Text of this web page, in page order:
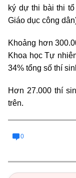
ký dự thi bài thi
Giáo dục công
Khoảng hơn
Khoa học Tự
34% tổng số thí
Hơn 27.000 thí
trên.
0